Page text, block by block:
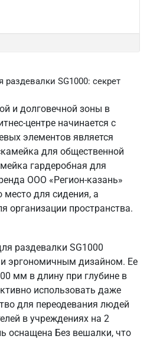
SG1000: секрет
и долговечной зоны в
центре начинается с
элементов является
для общественной
гардеробная для
ООО «Регион-казань»
место для сидения, а
организации пространства.
раздевалки SG1000
эргономичным дизайном. Ее
мм в длину при глубине в
использовать даже
для переодевания людей
в учреждениях на 2
оснащена Без вешалки, что